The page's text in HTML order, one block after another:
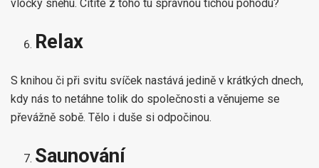
vločky sněhu. Cítíte z toho tu správnou tichou pohodu?
Relax
S knihou či při svitu svíček nastává jedině v krátkých dnech,
kdy nás to netáhne tolik do společnosti a věnujeme se
převážně sobě. Tělo i duše si odpočinou.
Saunování